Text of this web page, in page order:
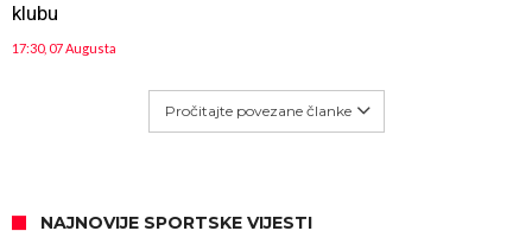
klubu
17:30, 07 Augusta
Pročitajte povezane članke
NAJNOVIJE SPORTSKE VIJESTI